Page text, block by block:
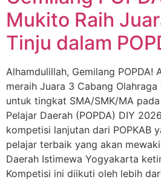
Mukito Raih
Tinju dalam
Alhamdulillah, Gemilang POPDA!
meraih Juara 3 Cabang
untuk tingkat SMA/SMK/MA
Pelajar Daerah (POPDA) DIY
kompetisi lanjutan dari POPKAB
pelajar terbaik yang akan
Daerah Istimewa Yogyakarta
Kompetisi ini diikuti oleh lebih